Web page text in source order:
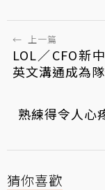
← 上一篇
LOL／CFO新
英文溝通成為
熟練得令人心
猜你喜歡